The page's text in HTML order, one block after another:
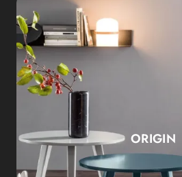
ORIGIN